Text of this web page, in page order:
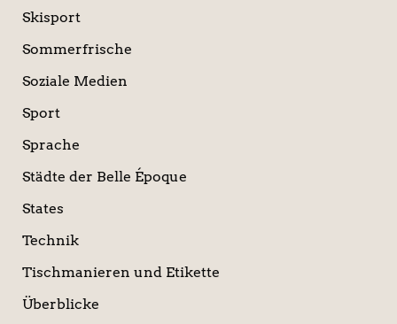
Skisport
Sommerfrische
Soziale Medien
Sport
Sprache
Städte der Belle Époque
States
Technik
Tischmanieren und Etikette
Überblicke